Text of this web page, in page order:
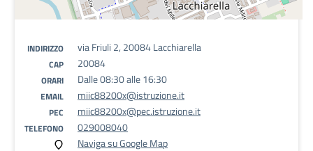
INDIRIZZO via Friuli 2, 20084 Lacchiarella
CAP 20084
ORARI Dalle 08:30 alle 16:30
EMAIL miic88200x@istruzione.it
PEC miic88200x@pec.istruzione.it
TELEFONO
029008040
Naviga su Google Map